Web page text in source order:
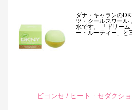
ダナ・キャランの
ツ・クールスワール
水です。 「ドリーム
ー・ルーティー」と
ビヨンセ / ヒート・セダクシ